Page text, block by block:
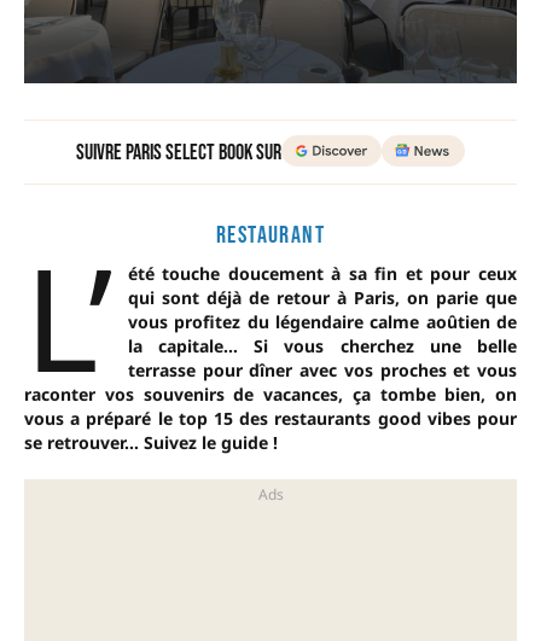
Suivre Paris Select Book sur
RESTAURANT
L’
été touche doucement à sa fin et pour ceux
qui sont déjà de retour à Paris, on parie que
vous profitez du légendaire calme aoûtien de
la capitale… Si vous cherchez une belle
terrasse pour dîner avec vos proches et vous
raconter vos souvenirs de vacances, ça tombe bien, on
vous a préparé le top 15 des restaurants good vibes pour
se retrouver… Suivez le guide !